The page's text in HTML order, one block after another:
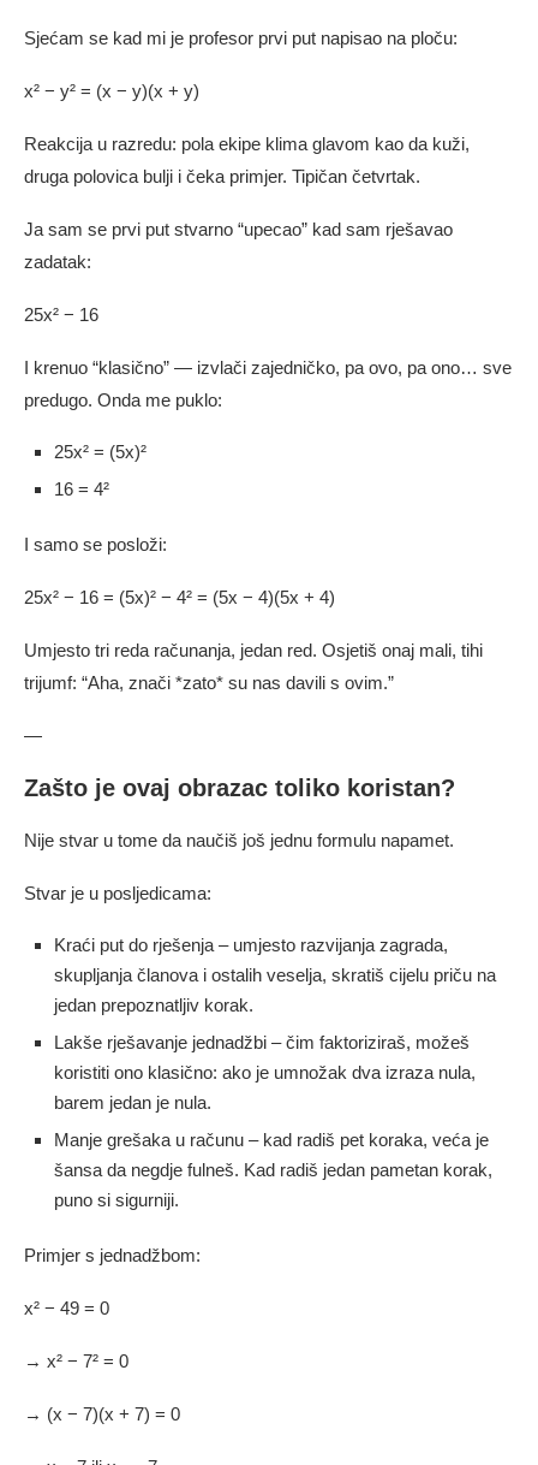
Sjećam se kad mi je profesor prvi put napisao na ploču:
x² − y² = (x − y)(x + y)
Reakcija u razredu: pola ekipe klima glavom kao da kuži,
druga polovica bulji i čeka primjer. Tipičan četvrtak.
Ja sam se prvi put stvarno “upecao” kad sam rješavao
zadatak:
25x² − 16
I krenuo “klasično” — izvlači zajedničko, pa ovo, pa ono… sve
predugo. Onda me puklo:
25x² = (5x)²
16 = 4²
I samo se posloži:
25x² − 16 = (5x)² − 4² = (5x − 4)(5x + 4)
Umjesto tri reda računanja, jedan red. Osjetiš onaj mali, tihi
trijumf: “Aha, znači *zato* su nas davili s ovim.”
—
Zašto je ovaj obrazac toliko koristan?
Nije stvar u tome da naučiš još jednu formulu napamet.
Stvar je u posljedicama:
Kraći put do rješenja – umjesto razvijanja zagrada,
skupljanja članova i ostalih veselja, skratiš cijelu priču na
jedan prepoznatljiv korak.
Lakše rješavanje jednadžbi – čim faktoriziraš, možeš
koristiti ono klasično: ako je umnožak dva izraza nula,
barem jedan je nula.
Manje grešaka u računu – kad radiš pet koraka, veća je
šansa da negdje fulneš. Kad radiš jedan pametan korak,
puno si sigurniji.
Primjer s jednadžbom:
x² − 49 = 0
→ x² − 7² = 0
→ (x − 7)(x + 7) = 0